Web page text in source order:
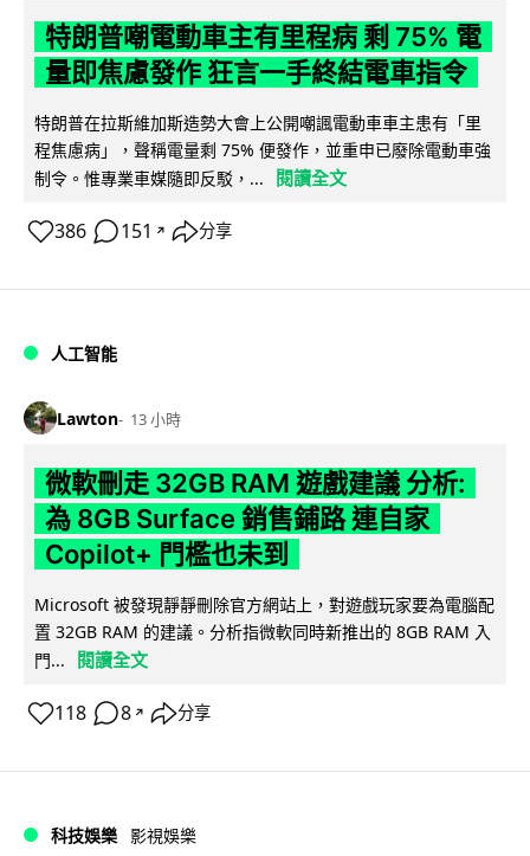
特朗普嘲電動車主有里程病 剩 75% 電
量即焦慮發作 狂言一手終結電車指令
特朗普在拉斯維加斯造勢大會上公開嘲諷電動車車主患有「里
程焦慮病」，聲稱電量剩 75% 便發作，並重申已廢除電動車強
制令。惟專業車媒隨即反駁，...
閱讀全文
386 151 ↗ 分享
人工智能
Lawton 13 小時
微軟刪走 32GB RAM 遊戲建議 分析:
為 8GB Surface 銷售鋪路 連自家
Copilot+ 門檻也未到
Microsoft 被發現靜靜刪除官方網站上，對遊戲玩家要為電腦配
置 32GB RAM 的建議。分析指微軟同時新推出的 8GB RAM 入
門...
閱讀全文
118 8 ↗ 分享
科技娛樂 影視娛樂